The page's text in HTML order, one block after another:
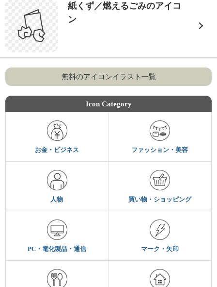
紙くず／燃えるごみのアイコ
ン
無料のアイコンイラスト一覧
Icon Category
お金・ビジネス ファッション・美容
人物 買い物・ショッピング
PC・電化製品・通信 マーク・矢印